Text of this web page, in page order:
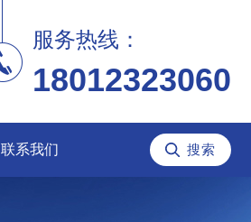
服务热线：
18012323060
联系我们